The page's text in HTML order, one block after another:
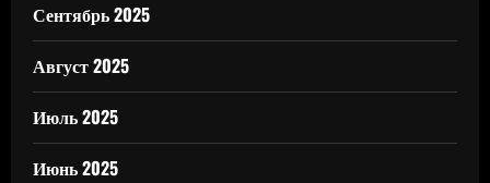
Сентябрь 2025
Август 2025
Июль 2025
Июнь 2025